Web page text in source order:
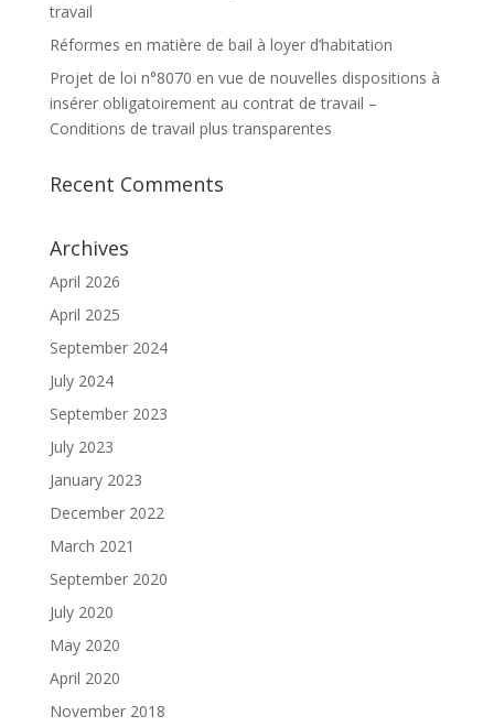
travail
Réformes en matière de bail à loyer d’habitation
Projet de loi n°8070 en vue de nouvelles dispositions à
insérer obligatoirement au contrat de travail –
Conditions de travail plus transparentes
Recent Comments
Archives
April 2026
April 2025
September 2024
July 2024
September 2023
July 2023
January 2023
December 2022
March 2021
September 2020
July 2020
May 2020
April 2020
November 2018